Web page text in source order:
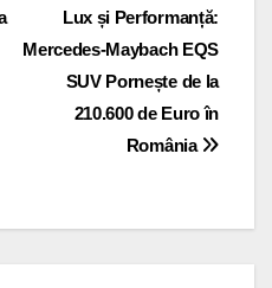
Lux și Performanță:
Mercedes-Maybach EQS
SUV Pornește de la
210.600 de Euro în
România